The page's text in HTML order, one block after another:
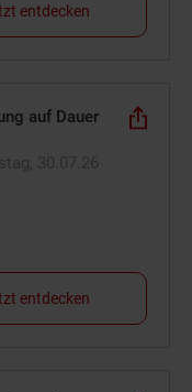
entdecken
auf Dauer
entdecken